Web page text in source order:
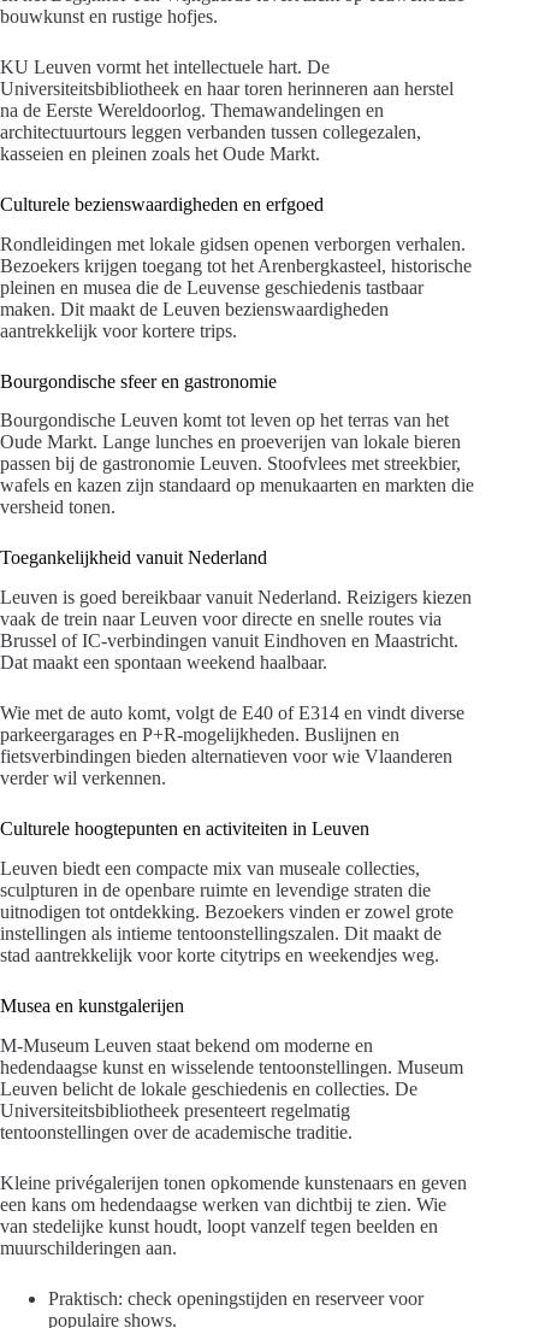
bouwkunst en rustige hofjes.
KU Leuven vormt het intellectuele hart. De
Universiteitsbibliotheek en haar toren herinneren aan herstel
na de Eerste Wereldoorlog. Themawandelingen en
architectuurtours leggen verbanden tussen collegezalen,
kasseien en pleinen zoals het Oude Markt.
Culturele bezienswaardigheden en erfgoed
Rondleidingen met lokale gidsen openen verborgen verhalen.
Bezoekers krijgen toegang tot het Arenbergkasteel, historische
pleinen en musea die de Leuvense geschiedenis tastbaar
maken. Dit maakt de Leuven bezienswaardigheden
aantrekkelijk voor kortere trips.
Bourgondische sfeer en gastronomie
Bourgondische Leuven komt tot leven op het terras van het
Oude Markt. Lange lunches en proeverijen van lokale bieren
passen bij de gastronomie Leuven. Stoofvlees met streekbier,
wafels en kazen zijn standaard op menukaarten en markten die
versheid tonen.
Toegankelijkheid vanuit Nederland
Leuven is goed bereikbaar vanuit Nederland. Reizigers kiezen
vaak de trein naar Leuven voor directe en snelle routes via
Brussel of IC-verbindingen vanuit Eindhoven en Maastricht.
Dat maakt een spontaan weekend haalbaar.
Wie met de auto komt, volgt de E40 of E314 en vindt diverse
parkeergarages en P+R-mogelijkheden. Buslijnen en
fietsverbindingen bieden alternatieven voor wie Vlaanderen
verder wil verkennen.
Culturele hoogtepunten en activiteiten in Leuven
Leuven biedt een compacte mix van museale collecties,
sculpturen in de openbare ruimte en levendige straten die
uitnodigen tot ontdekking. Bezoekers vinden er zowel grote
instellingen als intieme tentoonstellingszalen. Dit maakt de
stad aantrekkelijk voor korte citytrips en weekendjes weg.
Musea en kunstgalerijen
M-Museum Leuven staat bekend om moderne en
hedendaagse kunst en wisselende tentoonstellingen. Museum
Leuven belicht de lokale geschiedenis en collecties. De
Universiteitsbibliotheek presenteert regelmatig
tentoonstellingen over de academische traditie.
Kleine privégalerijen tonen opkomende kunstenaars en geven
een kans om hedendaagse werken van dichtbij te zien. Wie
van stedelijke kunst houdt, loopt vanzelf tegen beelden en
muurschilderingen aan.
Praktisch: check openingstijden en reserveer voor
populaire shows.